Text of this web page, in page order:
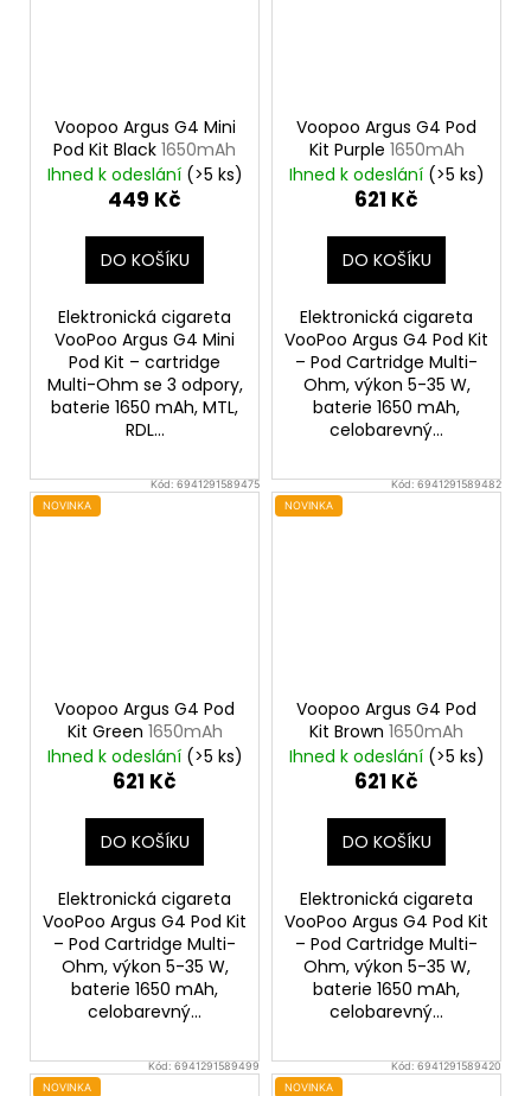
Voopoo Argus G4 Mini
Pod Kit Black 1650mAh
Ihned k odeslání (>5 ks)
449 Kč
DO KOŠÍKU
Elektronická cigareta
VooPoo Argus G4 Mini
Pod Kit – cartridge
Multi-Ohm se 3 odpory,
baterie 1650 mAh, MTL,
RDL...
Voopoo Argus G4 Pod
Kit Purple 1650mAh
Ihned k odeslání (>5 ks)
621 Kč
DO KOŠÍKU
Elektronická cigareta
VooPoo Argus G4 Pod Kit
– Pod Cartridge Multi-
Ohm, výkon 5-35 W,
baterie 1650 mAh,
celobarevný...
Kód:6941291589475
NOVINKA
Voopoo Argus G4 Pod
Kit Green 1650mAh
Ihned k odeslání (>5 ks)
621 Kč
DO KOŠÍKU
Elektronická cigareta
VooPoo Argus G4 Pod Kit
– Pod Cartridge Multi-
Ohm, výkon 5-35 W,
baterie 1650 mAh,
celobarevný...
Kód:6941291589482
NOVINKA
Voopoo Argus G4 Pod
Kit Brown 1650mAh
Ihned k odeslání (>5 ks)
621 Kč
DO KOŠÍKU
Elektronická cigareta
VooPoo Argus G4 Pod Kit
– Pod Cartridge Multi-
Ohm, výkon 5-35 W,
baterie 1650 mAh,
celobarevný...
Kód: 6941291589499
NOVINKA
Kód: 6941291589420
NOVINKA